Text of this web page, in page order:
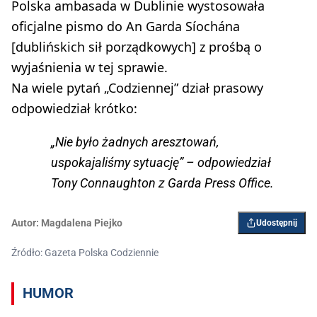
Polska ambasada w Dublinie wystosowała
oficjalne pismo do An Garda Síochána
[dublińskich sił porządkowych] z prośbą o
wyjaśnienia w tej sprawie.
Na wiele pytań „Codziennej” dział prasowy
odpowiedział krótko:
„Nie było żadnych aresztowań,
uspokajaliśmy sytuację” – odpowiedział
Tony Connaughton z Garda Press Office.
Autor: Magdalena Piejko Udostępnij
Źródło: Gazeta Polska Codziennie
HUMOR